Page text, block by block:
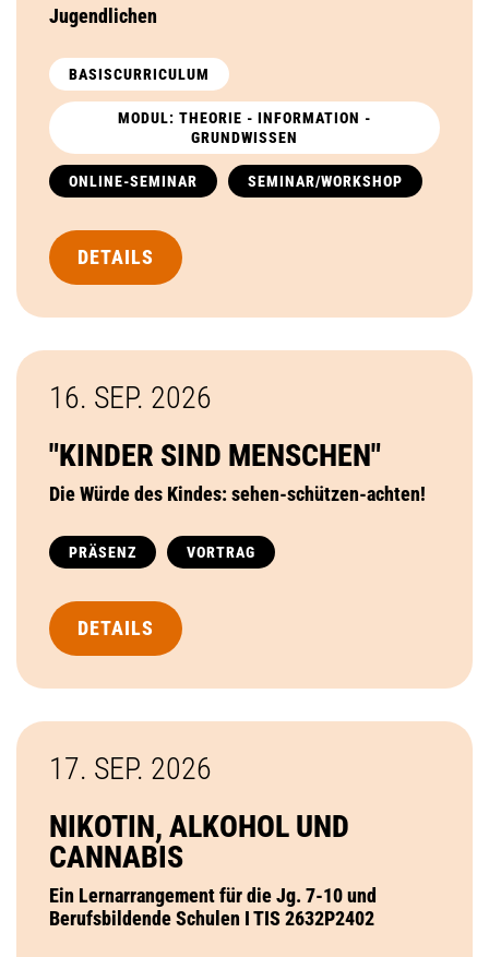
Jugendlichen
BASISCURRICULUM
MODUL: THEORIE - INFORMATION -
GRUNDWISSEN
ONLINE-SEMINAR SEMINAR/WORKSHOP
DETAILS
16. SEP. 2026
"KINDER SIND MENSCHEN"
Die Würde des Kindes: sehen-schützen-achten!
PRÄSENZ VORTRAG
DETAILS
17. SEP. 2026
NIKOTIN, ALKOHOL UND
CANNABIS
Ein Lernarrangement für die Jg. 7-10 und
Berufsbildende Schulen I TIS 2632P2402